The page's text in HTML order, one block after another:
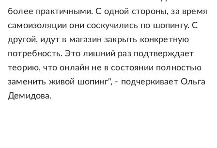
более практичными. С одной стороны, за время
самоизоляции они соскучились по шопингу. С
другой, идут в магазин закрыть конкретную
потребность. Это лишний раз подтверждает
теорию, что онлайн не в состоянии полностью
заменить живой шопинг", - подчеркивает Ольга
Демидова.